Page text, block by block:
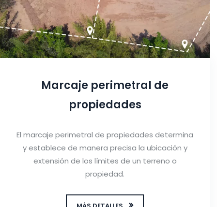
Marcaje perimetral de
propiedades
El marcaje perimetral de propiedades determina
y establece de manera precisa la ubicación y
extensión de los límites de un terreno o
propiedad.